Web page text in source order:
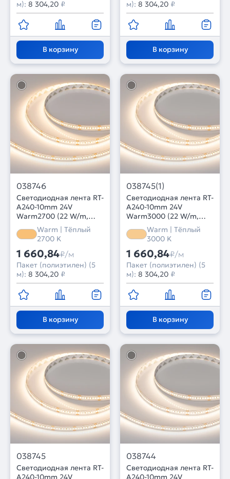
м): 8 304,20 ₽
В корзину
м): 8 304,20 ₽
В корзину
038746
Светодиодная лента RT-
A240-10mm 24V
Warm2700 (22 W/m,
IP20, 2835, 5m) (Arlight,
высок.эфф.150 лм/Вт)
Warm | Тёплый
2700 K
1 660,84₽/м
Пакет (полиэтилен) (5
м): 8 304,20 ₽
В корзину
038745(1)
Светодиодная лента RT-
A240-10mm 24V
Warm3000 (22 W/m,
IP20, 5m) (Arlight,
высок.эфф.150 лм/Вт)
Warm | Тёплый
3000 K
1 660,84₽/м
Пакет (полиэтилен) (5
м): 8 304,20 ₽
В корзину
038745
Светодиодная лента RT-
038744
Светодиодная лента RT-